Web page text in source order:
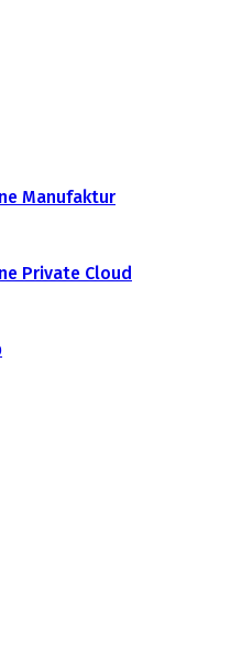
Manufaktur
Private Cloud